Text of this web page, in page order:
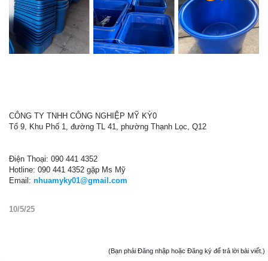
CÔNG TY TNHH CÔNG NGHIỆP MỸ KỲ0
Tổ 9, Khu Phố 1, đường TL 41, phường Thạnh Lọc, Q12
Điện Thoại: 090 441 4352
Hotline: 090 441 4352 gặp Ms Mỹ
Email: nhuamyky01@gmail.com
10/5/25
(Bạn phải Đăng nhập hoặc Đăng ký để trả lời bài viết.)